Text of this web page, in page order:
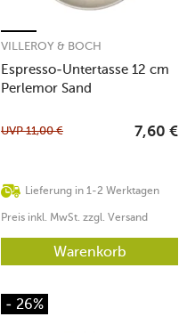
Espresso-Untertasse 12 cm
Perlemor Sand
VILLEROY & BOCH
Lieferung in 1-2 Werktagen
UVP11,00 € 7,60 €
Preis inkl. MwSt. zzgl. Versand
Warenkorb
- 26%